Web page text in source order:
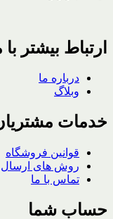
ارتباط بیشتر با
درباره ما
وبلاگ
خدمات
قوانین فروشگاه
روش های ارسال
تماس با ما
حساب شما